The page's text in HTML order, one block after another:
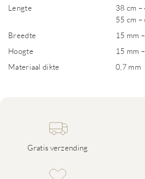
Lengte
38 cm –
55 cm –
Breedte
15 mm
Hoogte
15 mm
Materiaal dikte
0,7 mm
Gratis verzending